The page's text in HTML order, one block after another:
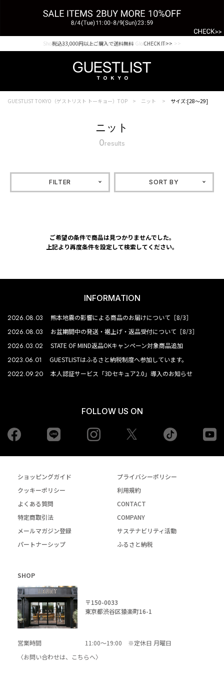
税込33,000円以上ご購入で送料無料 CHECK IT>>
Shopping from outside Japan? Visit our Global Site here. >>
GUESTLIST TOKYO（ゲストリスト トーキョー）TOP ニット サイズ:[28～29]
ニット
0results
FILTER SORT BY
ご希望の条件で商品は見つかりませんでした。
上記より再度条件を設定して検索してください。
INFORMATION
2026.08.03 熊本地震の影響による商品のお届けについて［8/3］
2026.08.03 お盆期間中の発送・裾上げ・返品受付について［8/3］
2026.03.02 STATE OF MIND返品OKキャンペーン対象商品追加
2023.06.01 GUESTLISTはふるさと納税制度へ参加しています。
2022.09.20 本人認証サービス「3Dセキュア2.0」導入のお知らせ
FOLLOW US ON
Facebook Instagram tiktok
ショッピングガイド
プライバシーポリシー
クッキーポリシー
利用規約
よくある質問
CONTACT
特定商取引法
COMPANY
メールマガジン登録
サステナビリティ活動
パートナーシップ
ふるさと納税
SHOP
〒150-0033
東京都渋谷区猿楽町16-1
営業時間
11:00～19:00 ※定休日 月曜日
〈お問い合わせは、
こちらへ〉